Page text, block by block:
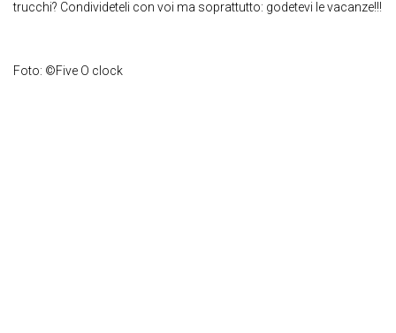
trucchi? Condivideteli con voi ma soprattutto: godetevi le vacanze!!!
Foto: ©Five O clock